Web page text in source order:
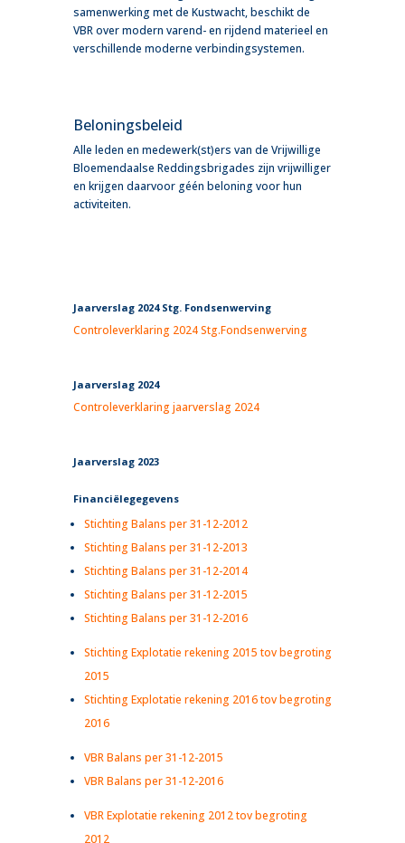
samenwerking met de Kustwacht, beschikt de
VBR over modern varend- en rijdend materieel en
verschillende moderne verbindingsystemen.
Beloningsbeleid
Alle leden en medewerk(st)ers van de Vrijwillige
Bloemendaalse Reddingsbrigades zijn vrijwilliger
en krijgen daarvoor géén beloning voor hun
activiteiten.
Jaarverslag 2024 Stg. Fondsenwerving
Controleverklaring 2024 Stg.Fondsenwerving
Jaarverslag 2024
Controleverklaring jaarverslag 2024
Jaarverslag 2023
Financiëlegegevens
Stichting Balans per 31-12-2012
Stichting Balans per 31-12-2013
Stichting Balans per 31-12-2014
Stichting Balans per 31-12-2015
Stichting Balans per 31-12-2016
Stichting Explotatie rekening 2015 tov begroting
2015
Stichting Explotatie rekening 2016 tov begroting
2016
VBR Balans per 31-12-2015
VBR Balans per 31-12-2016
VBR Explotatie rekening 2012 tov begroting
2012